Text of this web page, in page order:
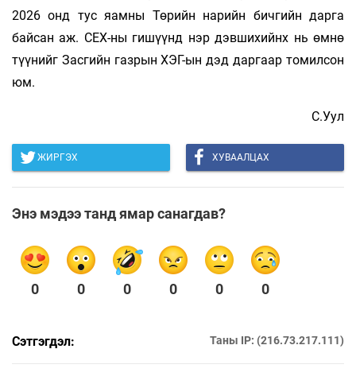
2026 онд тус яамны Төрийн нарийн бичгийн дарга
байсан аж. СЕХ-ны гишүүнд нэр дэвшихийнх нь өмнө
түүнийг Засгийн газрын ХЭГ-ын дэд даргаар томилсон
юм.
С.Уул
ЖИРГЭХ ХУВААЛЦАХ
Энэ мэдээ танд ямар санагдав?
0 0 0 0 0 0
Сэтгэгдэл: Таны IP: (216.73.217.111)